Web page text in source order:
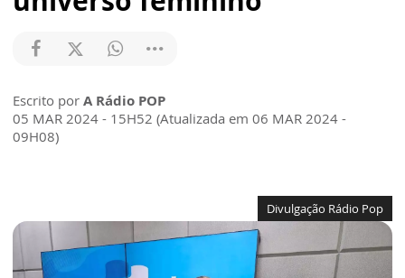
Escrito por A Rádio POP
05 MAR 2024 - 15H52 (Atualizada em 06 MAR 2024 -
09H08)
Divulgação Rádio Pop